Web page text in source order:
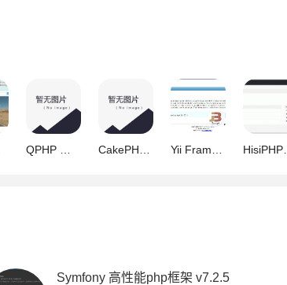
QPHP 快速php mvc框架 v1.4.3 for Win CakePHP v3.10.5 PHP编写的开源Web应用框架 Yii Framework PHP框架 据说以高性能著称 v2.1.0 HisiPHP快速开发框架 v2.0.12
Symfony 高性能php框架 v7.2.5